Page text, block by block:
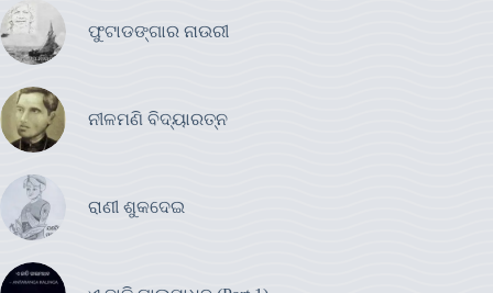
ଫୁଟାଡଙ୍ଗାର ନାଉରୀ
ନୀଳମଣି ବିଦ୍ୟାରତ୍ନ
ରାଣୀ ଶୁକଦେଇ